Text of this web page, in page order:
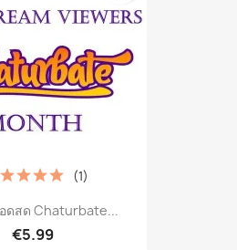
ดสด Chaturbate...
€5.99
(1)